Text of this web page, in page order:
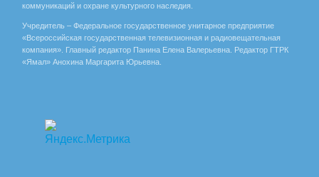
коммуникаций и охране культурного наследия.
Учредитель – Федеральное государственное унитарное предприятие
«Всероссийская государственная телевизионная и радиовещательная
компания». Главный редактор Панина Елена Валерьевна. Редактор ГТРК
«Ямал» Анохина Маргарита Юрьевна.